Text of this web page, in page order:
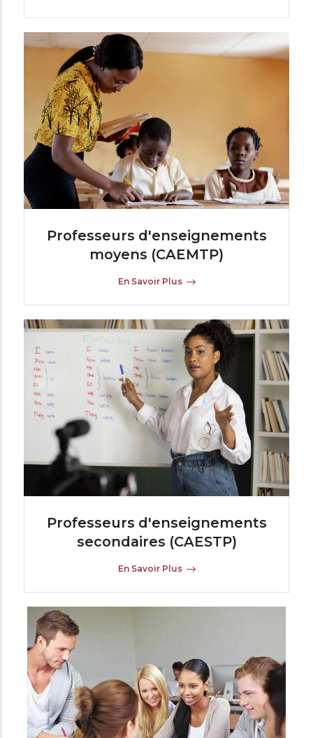
Professeurs d'enseignements
moyens (CAEMTP)
En Savoir Plus
Professeurs d'enseignements
secondaires (CAESTP)
En Savoir Plus